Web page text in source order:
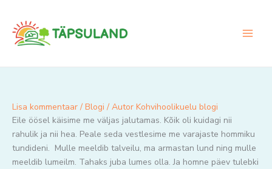
content
Lisa kommentaar / Blogi / Autor Kohvihoolikuelu blogi
Eile öösel käisime me väljas jalutamas. Kõik oli kuidagi nii
rahulik ja nii hea. Peale seda vestlesime me varajaste hommiku
tundideni. Mulle meeldib talveilu, ma armastan lund ning mulle
meeldib lumeilm. Tahaks juba lumes olla. Ja homne päev tulebki